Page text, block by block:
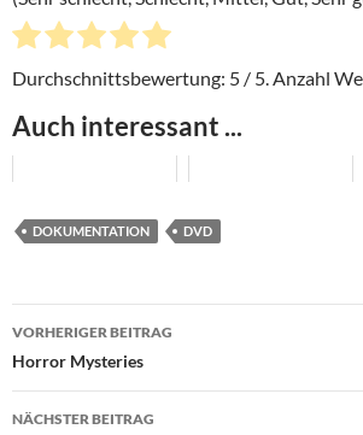
Durchschnittsbewertung: 5 / 5. Anzahl
Auch interessant ...
DOKUMENTATION DVD
Beitragsnavigation
VORHERIGER BEITRAG
Horror Mysteries
NÄCHSTER BEITRAG